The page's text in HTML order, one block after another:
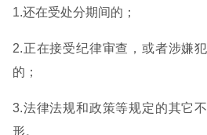
1.还在受处分期间的；
2.正在接受纪律审查，或者涉嫌
的；
3.法律法规和政策等规定的其它
形。